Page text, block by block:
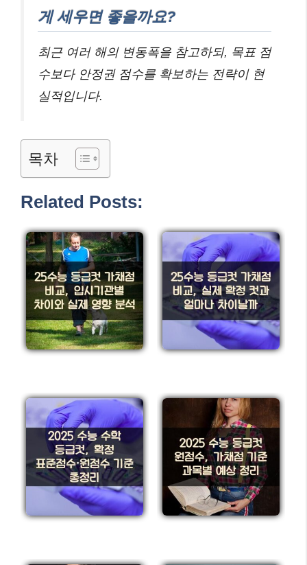
게 세우면 좋을까요?
최근 여러 해의 변동폭을 참고하되, 목표 점
수보다 안정권 점수를 확보하는 전략이 현
실적입니다.
목차
Related Posts: